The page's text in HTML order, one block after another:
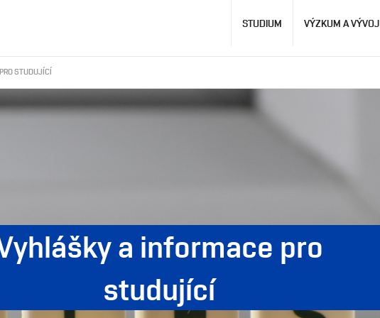
STUDIUM VÝZKUM A VÝVOJ
STUDUJÍCÍ
a informace pro
studující